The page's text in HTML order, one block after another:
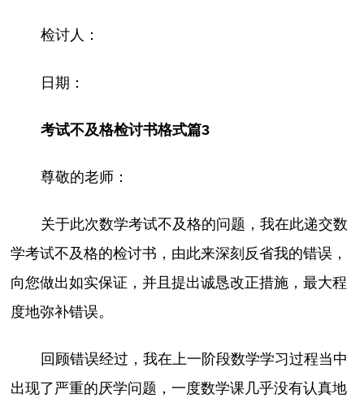
检讨人：
日期：
考试不及格检讨书格式篇3
尊敬的老师：
关于此次数学考试不及格的问题，我在此递交数
学考试不及格的检讨书，由此来深刻反省我的错误，
向您做出如实保证，并且提出诚恳改正措施，最大程
度地弥补错误。
回顾错误经过，我在上一阶段数学学习过程当中
出现了严重的厌学问题，一度数学课几乎没有认真地